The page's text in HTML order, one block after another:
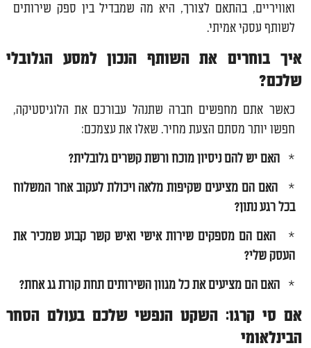
ואוויריים, בהתאם לצורך, היא מה שמבדיל בין ספק שירותים
לשותף עסקי אמיתי.
איך בוחרים את השותף הנכון למסע הגלובלי
שלכם?
כאשר אתם מחפשים חברה שתנהל עבורכם את הלוגיסטיקה,
חפשו יותר מסתם הצעת מחיר. שאלו את עצמכם:
*האם יש להם ניסיון מוכח ורשת קשרים גלובלית?
*האם הם מציעים שקיפות מלאה ויכולת לעקוב אחר המשלוח
בכל רגע נתון?
*האם הם מספקים שירות אישי ואיש קשר קבוע שמכיר את
העסק שלי?
*האם הם מציעים את כל מגוון השירותים תחת קורת גג אחת?
אם סי קרגו: השקט הנפשי שלכם בעולם הסחר
הבינלאומי